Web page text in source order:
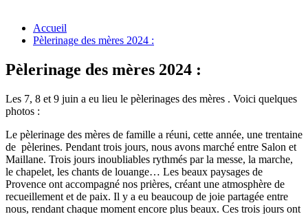
Accueil
Pèlerinage des mères 2024 :
Pèlerinage des mères 2024 :
Les 7, 8 et 9 juin a eu lieu le pèlerinages des mères . Voici quelques
photos :
Le pèlerinage des mères de famille a réuni, cette année, une trentaine
de pèlerines. Pendant trois jours, nous avons marché entre Salon et
Maillane. Trois jours inoubliables rythmés par la messe, la marche,
le chapelet, les chants de louange… Les beaux paysages de
Provence ont accompagné nos prières, créant une atmosphère de
recueillement et de paix. Il y a eu beaucoup de joie partagée entre
nous, rendant chaque moment encore plus beaux. Ces trois jours ont